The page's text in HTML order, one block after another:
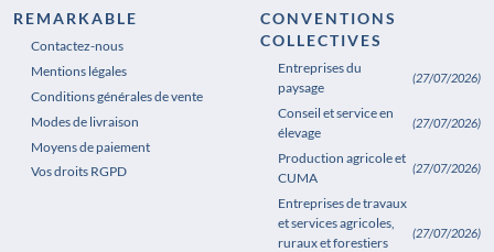
REMARKABLE
Contactez-nous
Mentions légales
Conditions générales de vente
Modes de livraison
Moyens de paiement
Vos droits RGPD
CONVENTIONS
COLLECTIVES
Entreprises du
paysage
(27/07/2026)
Conseil et service en
élevage
(27/07/2026)
Production agricole et
CUMA
(27/07/2026)
Entreprises de travaux
et services agricoles,
ruraux et forestiers
(27/07/2026)